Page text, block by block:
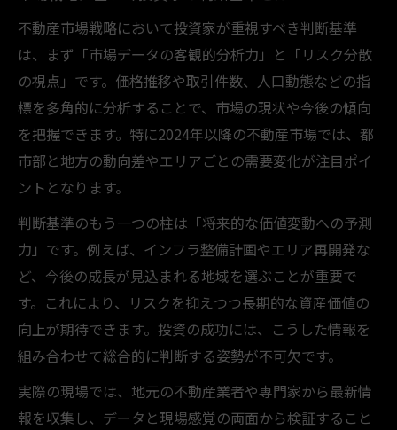
不動産市場戦略において投資家が重視すべき判断基準
は、まず「市場データの客観的分析力」と「リスク分散
の視点」です。価格推移や取引件数、人口動態などの指
標を多角的に分析することで、市場の現状や今後の傾向
を把握できます。特に2024年以降の不動産市場では、都
市部と地方の動向差やエリアごとの需要変化が注目ポイ
ントとなります。
判断基準のもう一つの柱は「将来的な価値変動への予測
力」です。例えば、インフラ整備計画やエリア再開発な
ど、今後の成長が見込まれる地域を選ぶことが重要で
す。これにより、リスクを抑えつつ長期的な資産価値の
向上が期待できます。投資の成功には、こうした情報を
組み合わせて総合的に判断する姿勢が不可欠です。
実際の現場では、地元の不動産業者や専門家から最新情
報を収集し、データと現場感覚の両面から検証すること